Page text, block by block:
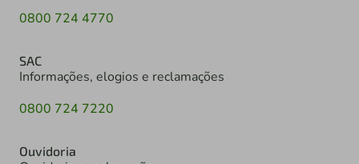
0800 724 4770
SAC
Informações, elogios e reclamações
0800 724 7220
Ouvidoria